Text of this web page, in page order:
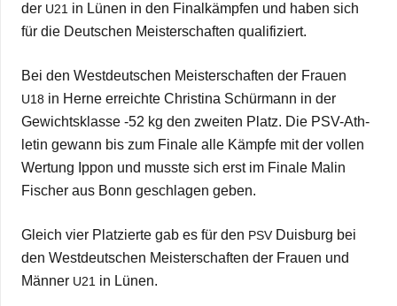
der U21 in Lünen in den Final­kämp­fen und haben sich
für die Deut­schen Meis­ter­schaf­ten qualifiziert.
Bei den West­deut­schen Meis­ter­schaf­ten der Frauen
U18 in Herne erreichte Chris­tina Schür­mann in der
Gewichts­klasse ‑52 kg den zwei­ten Platz. Die PSV-Ath­
le­tin gewann bis zum Finale alle Kämpfe mit der vol­len
Wer­tung Ippon und musste sich erst im Finale Malin
Fischer aus Bonn geschla­gen geben.
Gleich vier Plat­zierte gab es für den PSV Duis­burg bei
den West­deut­schen Meis­ter­schaf­ten der Frauen und
Män­ner U21 in Lünen.